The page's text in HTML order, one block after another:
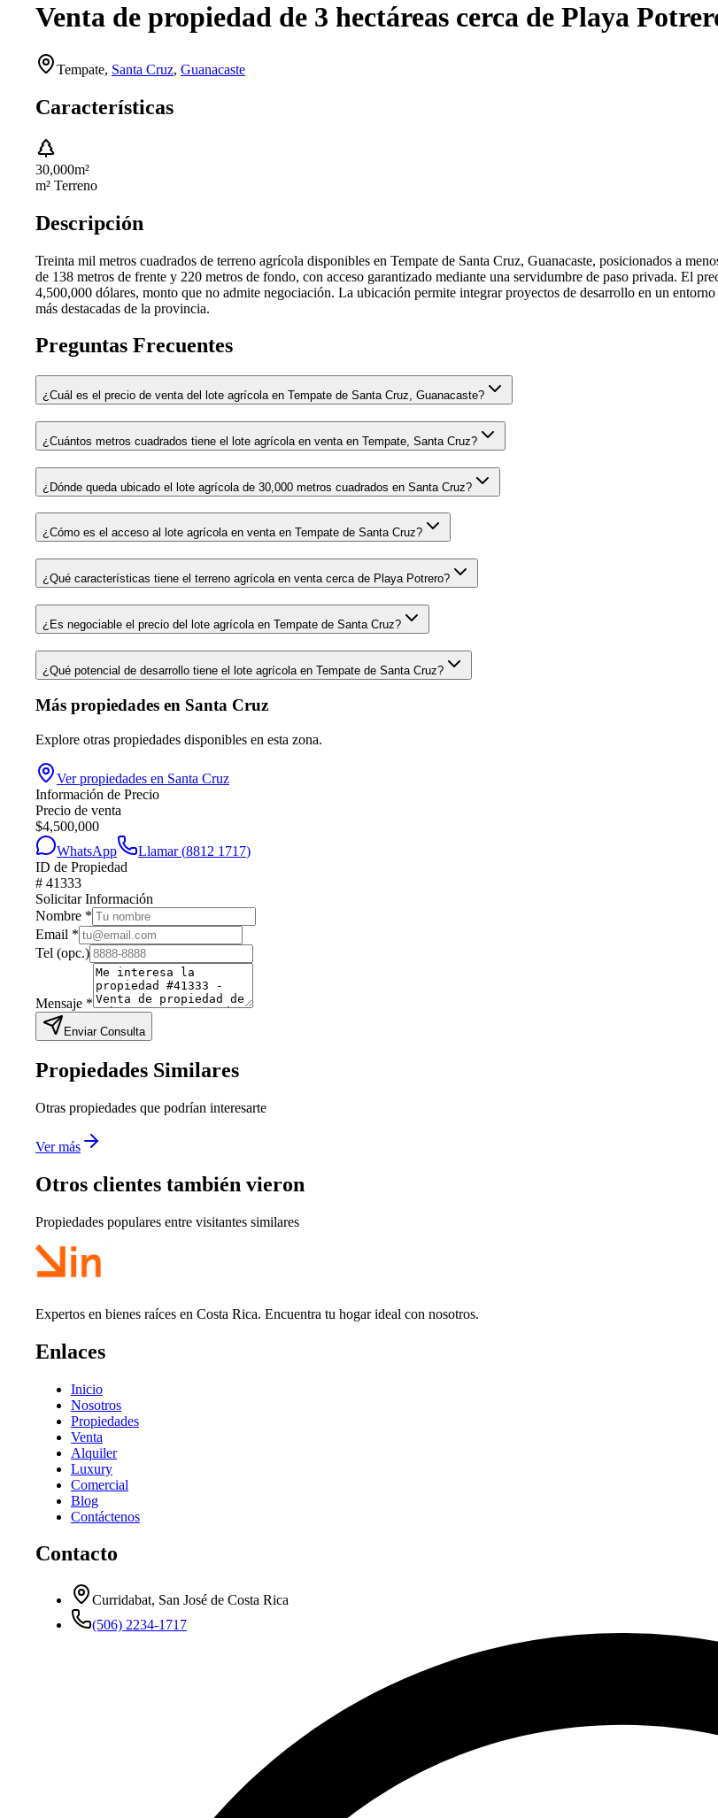
Venta de propiedad de 3 hectáreas cerca de Playa
Tempate, Santa Cruz, Guanacaste
Características
30,000m²
m² Terreno
Descripción
Treinta mil metros cuadrados de terreno agrícola disponibles en Tempate de Santa Cruz, Guanacaste, posicionados a
de 138 metros de frente y 220 metros de fondo, con acceso garantizado mediante una servidumbre de paso privada. El
4,500,000 dólares, monto que no admite negociación. La ubicación permite integrar proyectos de desarrollo en un
más destacadas de la provincia.
Preguntas Frecuentes
¿Cuál es el precio de venta del lote agrícola en Tempate de Santa Cruz, Guanacaste?
¿Cuántos metros cuadrados tiene el lote agrícola en venta en Tempate, Santa Cruz?
¿Dónde queda ubicado el lote agrícola de 30,000 metros cuadrados en Santa Cruz?
¿Cómo es el acceso al lote agrícola en venta en Tempate de Santa Cruz?
¿Qué características tiene el terreno agrícola en venta cerca de Playa Potrero?
¿Es negociable el precio del lote agrícola en Tempate de Santa Cruz?
¿Qué potencial de desarrollo tiene el lote agrícola en Tempate de Santa Cruz?
Más propiedades en Santa Cruz
Explore otras propiedades disponibles en esta zona.
Ver propiedades en Santa Cruz
Información de Precio
Precio de venta
$4,500,000
WhatsApp
Llamar (8812 1717)
ID de Propiedad
# 41333
Solicitar Información
Nombre *
Email *
Tel (opc.)
Mensaje *
Enviar Consulta
Propiedades Similares
Otras propiedades que podrían interesarte
Ver más
Otros clientes también vieron
Propiedades populares entre visitantes similares
Expertos en bienes raíces en Costa Rica. Encuentra tu hogar ideal con nosotros.
Enlaces
Inicio
Nosotros
Propiedades
Venta
Alquiler
Luxury
Comercial
Blog
Contáctenos
Contacto
Curridabat, San José de Costa Rica
(506) 2234-1717